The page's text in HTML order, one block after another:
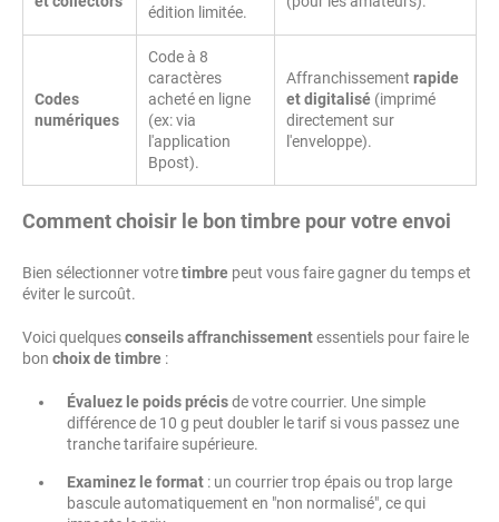
édition limitée.
Codes
numériques
Code à 8
caractères
acheté en ligne
(ex: via
l'application
Bpost).
Affranchissement rapide
et digitalisé (imprimé
directement sur
l'enveloppe).
Comment choisir le bon timbre pour votre envoi
Bien sélectionner votretimbre peut vous faire gagner du temps et
éviter le surcoût.
Voici quelquesconseils affranchissementessentiels pour faire le
bon choix de timbre :
Évaluez le poids précisde votre courrier. Une simple
différence de 10 g peut doubler le tarif si vous passez une
tranche tarifaire supérieure.
Examinez le format : un courrier trop épais ou trop large
bascule automatiquement en "non normalisé", ce qui